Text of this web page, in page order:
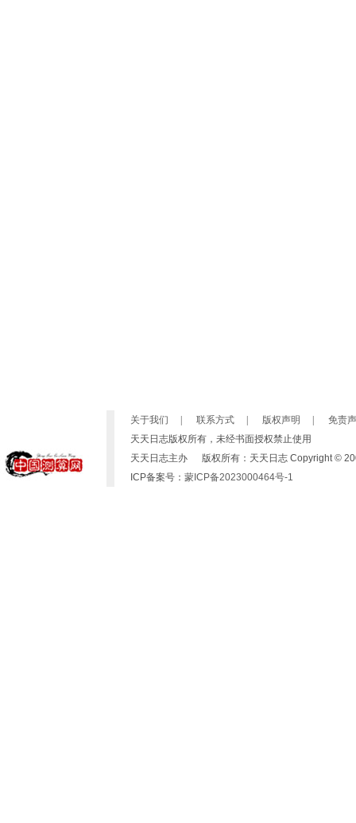
关于我们 联系方式 版权声明
免责
天天日志版权所有，未经书面授权禁止使用
天天日志主办 版权所有：天天日志 Copyright ©
ICP备案号： 蒙ICP备2023000464号-1